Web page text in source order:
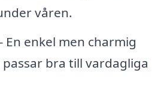
våren.
En enkel men charmig
bra till vardagliga